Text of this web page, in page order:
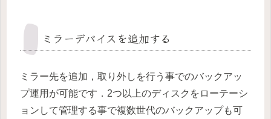
ミラーデバイスを追加する
ミラー先を追加，取り外しを行う事でのバックアッ
プ運用が可能です．2つ以上のディスクをローテーシ
ョンして管理する事で複数世代のバックアップも可